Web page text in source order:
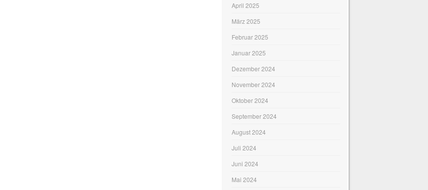
April 2025
März 2025
Februar 2025
Januar 2025
Dezember 2024
November 2024
Oktober 2024
September 2024
August 2024
Juli 2024
Juni 2024
Mai 2024